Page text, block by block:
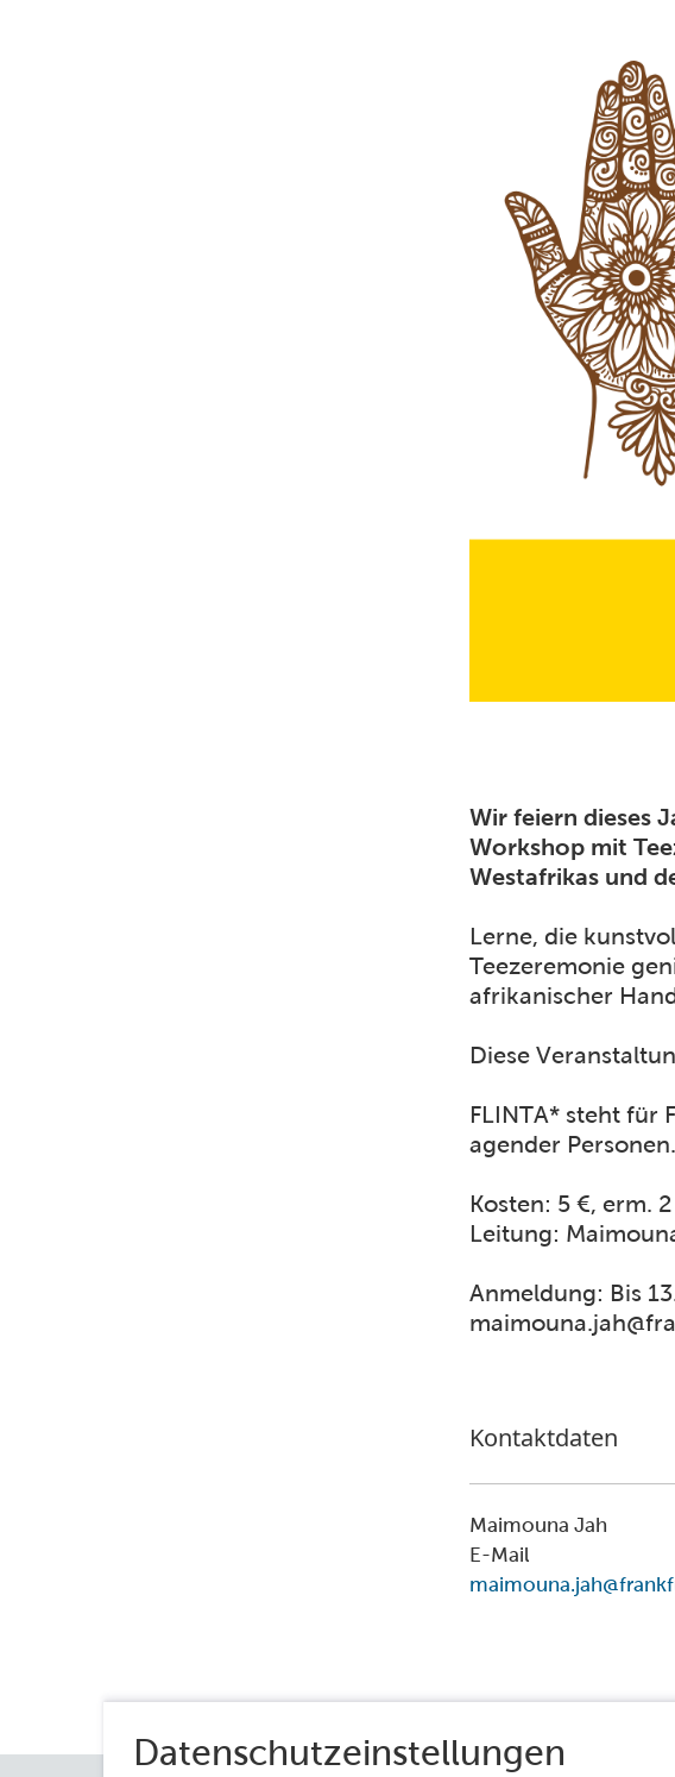
Wir feiern dieses
Workshop mit
Westafrikas und
Lerne, die
Teezeremonie
afrikanischer
Diese
FLINTA* steht für
agender Personen.
Kosten: 5 €, erm.
Leitung:
Anmeldung: Bis
Kontaktdaten
Maimouna Jah
E-Mail